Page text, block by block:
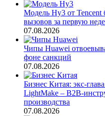
Модель Hy3 от Tencent
вызовов за первую
07.08.2026
Чипы Huawei
фоне санкций
07.08.2026
Бизнес Китая: экс-
LightMake – B2B-
производства
07.08.2026